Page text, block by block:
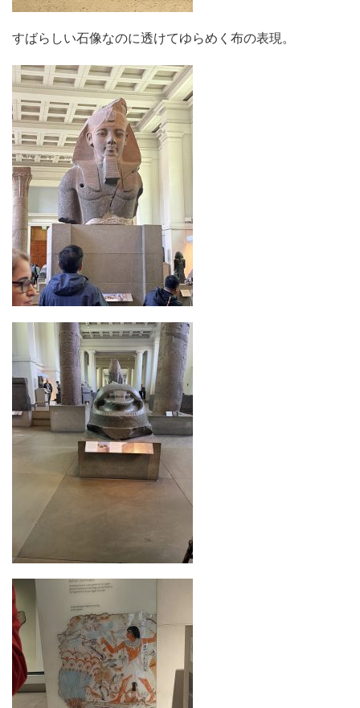
すばらしい石像なのに透けてゆらめく布の表現。